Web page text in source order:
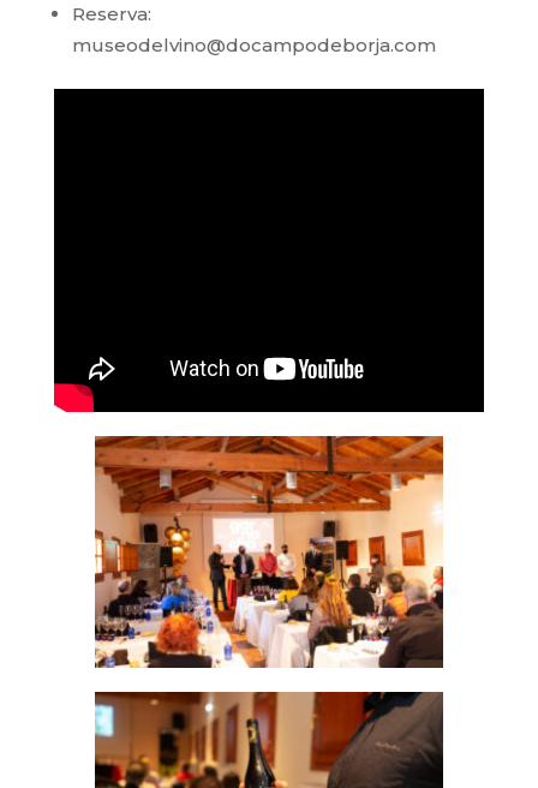
Reserva:
museodelvino@docampodeborja.com